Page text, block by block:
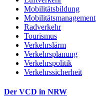
Mobilitätsbildung
Mobilitätsmanagement
Radverkehr
Tourismus
Verkehrslärm
Verkehrsplanung
Verkehrspolitik
Verkehrssicherheit
Der VCD in NRW